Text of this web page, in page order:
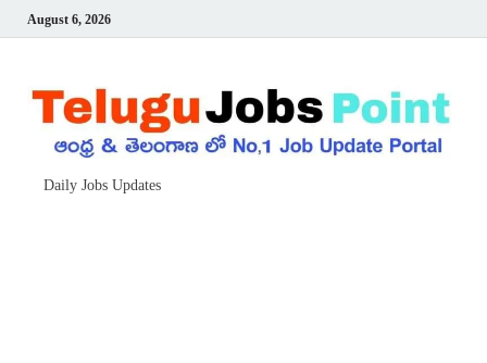
August 6, 2026
Daily Jobs Updates